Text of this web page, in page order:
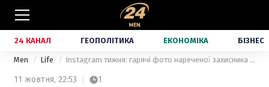
24 КАНАЛ ГЕОПОЛІТИКА ЕКОНОМІКА БІЗНЕС
Men Life Instagram тижня: гарячі фото нареченої захисника "Динамо" Карини Подолян
11 жовтня, 22:53 1